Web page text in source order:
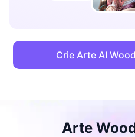
Crie Arte AI
Arte